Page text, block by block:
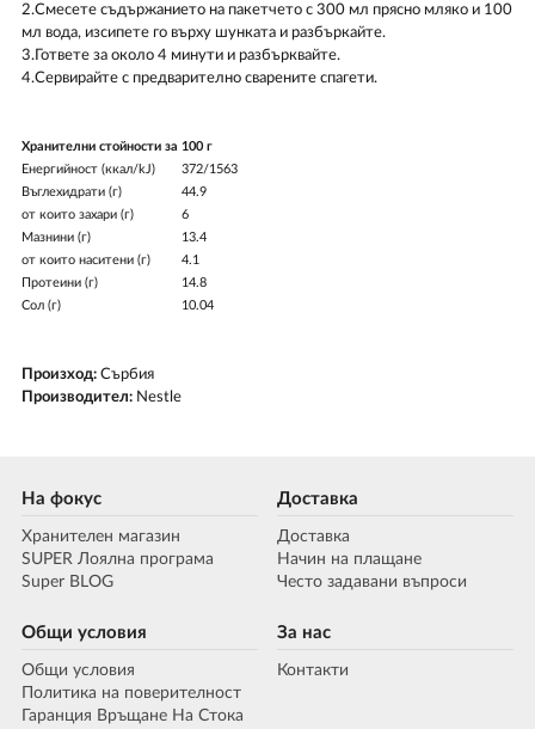
2.Смесете съдържанието на пакетчето с 300 мл прясно мляко и 100
мл вода, изсипете го върху шунката и разбъркайте.
3.Гответе за около 4 минути и разбърквайте.
4.Сервирайте с предварително сварените спагети.
Хранителни стойности за 100 г
Енергийност (ккал/kJ)
372/1563
Въглехидрати (г)
44.9
от които захари (г)
6
Мазнини (г)
13.4
от които наситени (г)
4.1
Протеини (г)
14.8
Сол (г)
10.04
Произход:Сърбия
Производител:Nestle
На фокус
Хранителен магазин
SUPER Лоялна програма
Super BLOG
Доставка
Доставка
Начин на плащане
Често задавани въпроси
Общи условия
Общи условия
Политика на поверителност
Гаранция Връщане На Стока
За нас
Контакти